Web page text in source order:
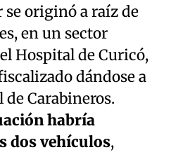
originó a raíz de
en un sector
Hospital de Curicó,
dándose a
Carabineros.
habría
dos vehículos,